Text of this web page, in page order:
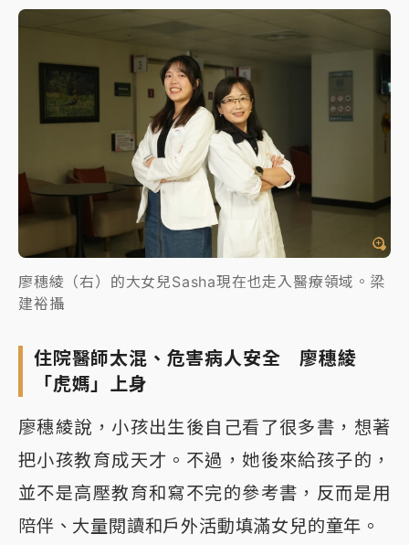
廖穗綾（右）的大女兒Sasha現在也走入醫療領域。梁
建裕攝
住院醫師太混、危害病人安全 廖穗綾
「虎媽」上身
廖穗綾說，小孩出生後自己看了很多書，想著
把小孩教育成天才。不過，她後來給孩子的，
並不是高壓教育和寫不完的參考書，反而是用
陪伴、大量閱讀和戶外活動填滿女兒的童年。